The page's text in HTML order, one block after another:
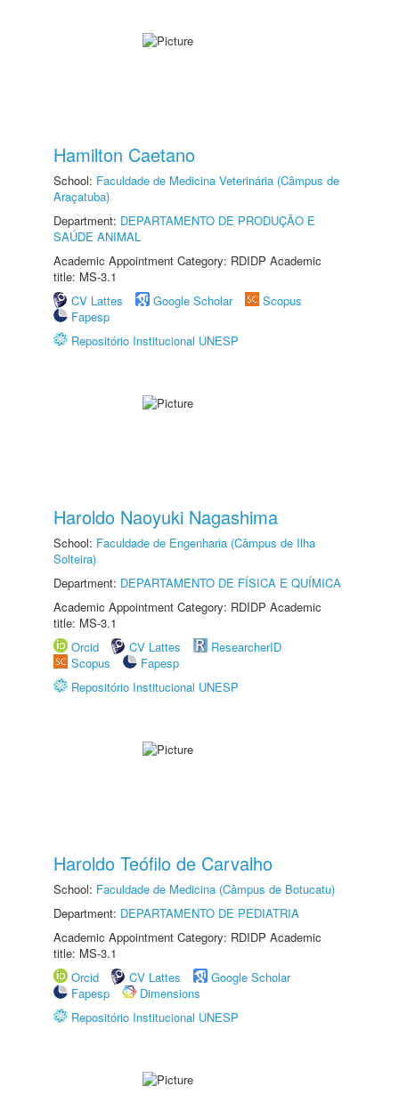
Hamilton Caetano
School: Faculdade de Medicina Veterinária (Câmpus de
Araçatuba)
Department: DEPARTAMENTO DE PRODUÇÃO E
SAÚDE ANIMAL
Academic Appointment Category: RDIDP Academic
title: MS-3.1
CV Lattes
Google Scholar
Scopus
Fapesp
Repositório Institucional UNESP
Haroldo Naoyuki Nagashima
School: Faculdade de Engenharia (Câmpus de Ilha
Solteira)
Department: DEPARTAMENTO DE FÍSICA E QUÍMICA
Academic Appointment Category: RDIDP Academic
title: MS-3.1
Orcid
CV Lattes
ResearcherID
Scopus
Fapesp
Repositório Institucional UNESP
Haroldo Teófilo de Carvalho
School: Faculdade de Medicina (Câmpus de Botucatu)
Department: DEPARTAMENTO DE PEDIATRIA
Academic Appointment Category: RDIDP Academic
title: MS-3.1
Orcid
CV Lattes
Google Scholar
Fapesp
Dimensions
Repositório Institucional UNESP